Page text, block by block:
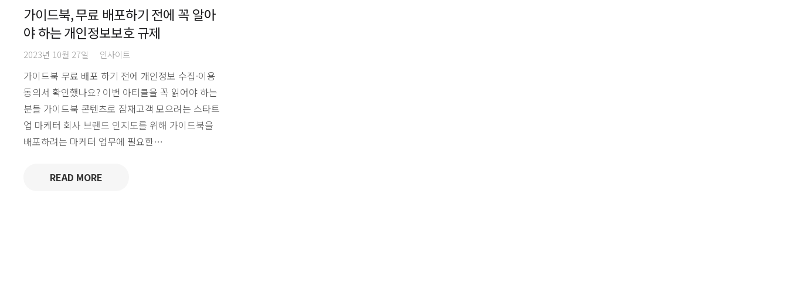
가이드북, 무료 배포하기 전에 꼭 알아
야 하는 개인정보보호 규제
2023년 10월 27일 인사이트
가이드북 무료 배포 하기 전에 개인정보 수집·이용
동의서 확인했나요? 이번 아티클을 꼭 읽어야 하는
분들 가이드북 콘텐츠로 잠재고객 모으려는 스타트
업 마케터 회사 브랜드 인지도를 위해 가이드북을
배포하려는 마케터 업무에 필요한…
READ MORE